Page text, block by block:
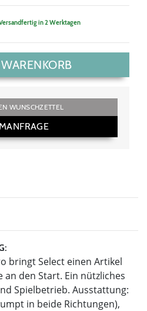
in 2 Werktagen
WUNSCHZETTEL
bringt Select einen Artikel
den Start. Ein nützliches
Spielbetrieb. Ausstattung:
in beide Richtungen),